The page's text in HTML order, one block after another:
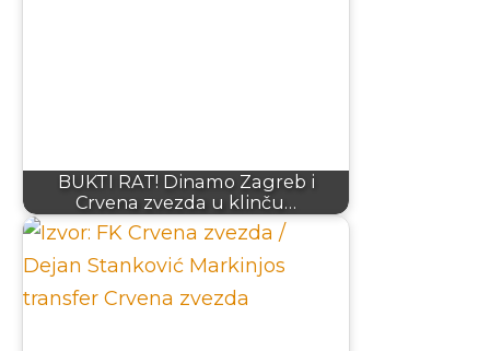
BUKTI RAT! Dinamo Zagreb i
Crvena zvezda u klinču…